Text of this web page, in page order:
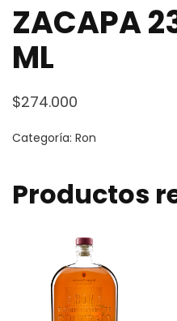
ZACAPA
ML
$274.000
Categoría: Ron
Productos